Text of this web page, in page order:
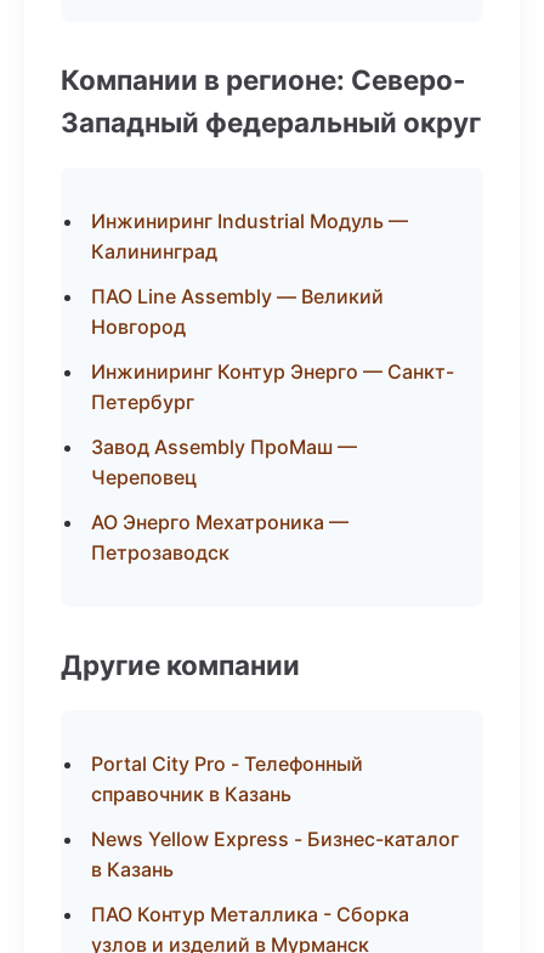
Компании в регионе: Северо-
Западный федеральный округ
Инжиниринг Industrial Модуль —
Калининград
ПАО Line Assembly — Великий
Новгород
Инжиниринг Контур Энерго — Санкт-
Петербург
Завод Assembly ПроМаш —
Череповец
АО Энерго Мехатроника —
Петрозаводск
Другие компании
Portal City Pro - Телефонный
справочник в Казань
News Yellow Express - Бизнес-каталог
в Казань
ПАО Контур Металлика - Сборка
узлов и изделий в Мурманск